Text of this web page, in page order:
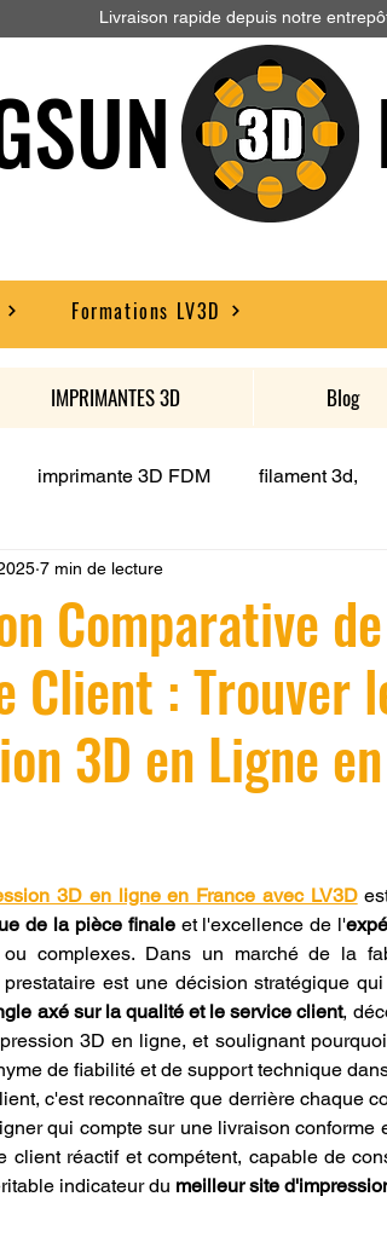
Livraison rapide depuis notre
Formations LV3D
IMPRIMANTES 3D Blog
imprimante 3D FDM filament 3d,
Formation
l'impression 3D CPF impression 3D
une piece en 3D Filament PETG
fusion 360 Formation
Comparative
Client : Trouver
3D en Ligne
7 min de lecture
3D en ligne en France avec LV3D
de la pièce finale et l'excellence de l'
ou complexes. Dans un marché de la
est une décision stratégique
axé sur la qualité et le service client,
3D en ligne, et soulignant
de fiabilité et de support technique
c'est reconnaître que derrière chaque
qui compte sur une livraison conforme
client réactif et compétent, capable de
indicateur du meilleur site